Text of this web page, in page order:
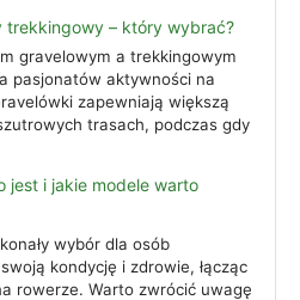
trekkingowy – który wybrać?
gravelowym a trekkingowym
pasjonatów aktywności na
zapewniają większą
trasach, podczas gdy
jest i jakie modele warto
wybór dla osób
kondycję i zdrowie, łącząc
rowerze. Warto zwrócić uwagę